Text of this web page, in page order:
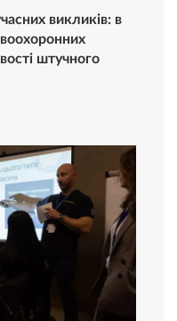
викликів: в
штучного